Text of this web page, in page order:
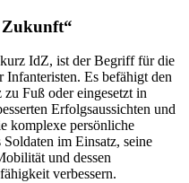
Zukunft“
IdZ, ist der Begriff für die
Infanteristen. Es befähigt den
Fuß oder eingesetzt in
Erfolgsaussichten und
komplexe persönliche
im Einsatz, seine
und dessen
verbessern.